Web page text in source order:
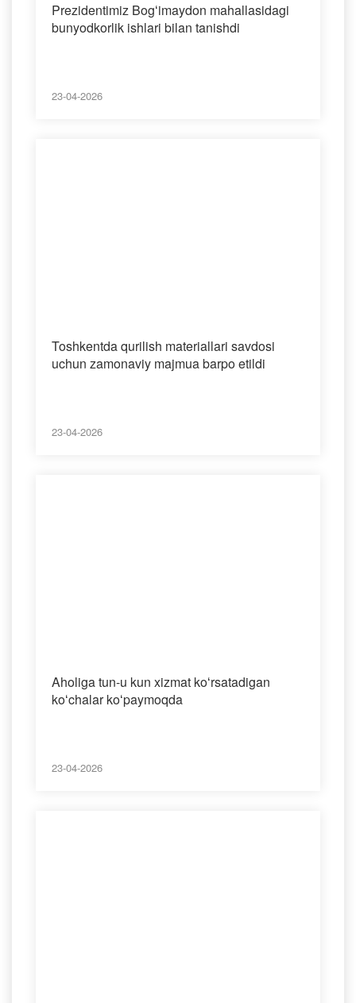
Prezidentimiz Bogʻimaydon mahallasidagi
bunyodkorlik ishlari bilan tanishdi
23-04-2026
Toshkentda qurilish materiallari savdosi
uchun zamonaviy majmua barpo etildi
23-04-2026
Aholiga tun-u kun xizmat koʻrsatadigan
koʻchalar koʻpaymoqda
23-04-2026